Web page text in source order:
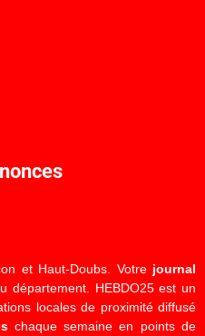
et Haut-Doubs. Votre journal
département. HEBDO25 est un
locales de proximité diffusé
chaque semaine en points de